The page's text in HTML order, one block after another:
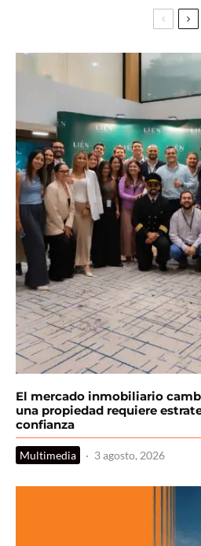
El mercado inmobiliario
una propiedad requiere
confianza
Multimedia · 3 agosto, 2026